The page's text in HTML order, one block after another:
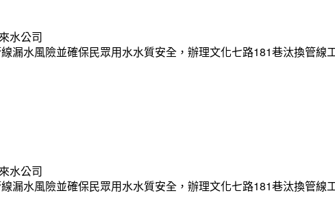
水公司
漏水風險並確保民眾用水水質安全，辦理文化七路181巷汰換管線
水公司
漏水風險並確保民眾用水水質安全，辦理文化七路181巷汰換管線